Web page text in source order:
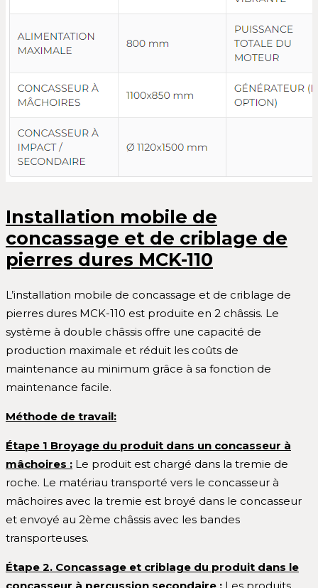
Installation mobile de
concassage et de criblage de
pierres dures MCK-110
L’installation mobile de concassage et de criblage de
pierres dures MCK-110 est produite en 2 châssis. Le
système à double châssis offre une capacité de
production maximale et réduit les coûts de
maintenance au minimum grâce à sa fonction de
maintenance facile.
Méthode de travail:
Étape 1 Broyage du produit dans un concasseur à
mâchoires : Le produit est chargé dans la tremie de
roche. Le matériau transporté vers le concasseur à
mâchoires avec la tremie est broyé dans le concasseur
et envoyé au 2ème châssis avec les bandes
transporteuses.
Étape 2. Concassage et criblage du produit dans le